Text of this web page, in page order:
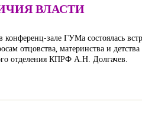
ВЛАСТИ
конференц-зале ГУМа состоялась
отцовства, материнства и
отделения КПРФ А.Н. Долгачев.